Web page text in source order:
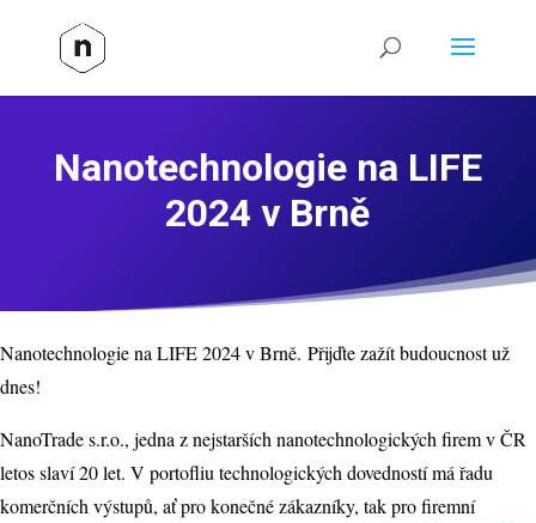
Nanotechnologie na LIFE
2024 v Brně
Nanotechnologie na LIFE 2024 v Brně. Přijďte zažít budoucnost už
dnes!
NanoTrade s.r.o., jedna z nejstarších nanotechnologických firem v ČR
letos slaví 20 let. V portofliu technologických dovedností má řadu
komerčních výstupů, ať pro konečné zákazníky, tak pro firemní